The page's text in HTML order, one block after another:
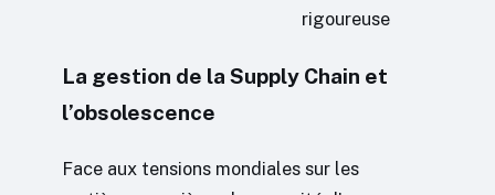
rigoureuse
La gestion de la Supply Chain et
l’obsolescence
Face aux tensions mondiales sur les